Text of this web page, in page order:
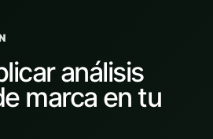
análisis
marca en tu